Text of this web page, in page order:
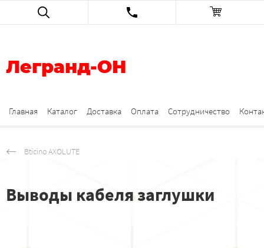
Легранд-ОН
Главная Каталог Доставка Оплата Сотрудничество
Bticino AXOLUTE
Выводы кабеля заглушки